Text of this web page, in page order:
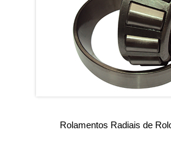
Rolamentos Radiais de